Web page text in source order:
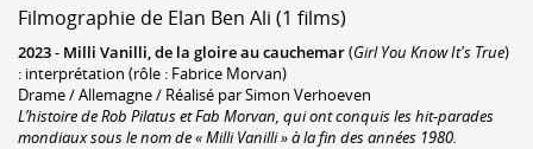
Filmographie de Elan Ben Ali (1 films)
2023- Milli Vanilli, de la gloire au cauchemar(Girl You Know It's True)
: interprétation (rôle : Fabrice Morvan)
Drame / Allemagne / Réalisé par Simon Verhoeven
L’histoire de Rob Pilatus et Fab Morvan, qui ont conquis les hit-parades
mondiaux sous le nom de « Milli Vanilli » à la fin des années 1980.